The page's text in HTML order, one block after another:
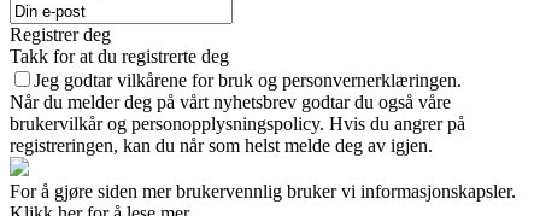
Registrer deg
Takk for at du registrerte deg
Jeg godtar vilkårene for bruk og personvernerklæringen.
Når du melder deg på vårt nyhetsbrev godtar du også våre
brukervilkår og personopplysningspolicy. Hvis du angrer på
registreringen, kan du når som helst melde deg av igjen.
For å gjøre siden mer brukervennlig bruker vi informasjonskapsler.